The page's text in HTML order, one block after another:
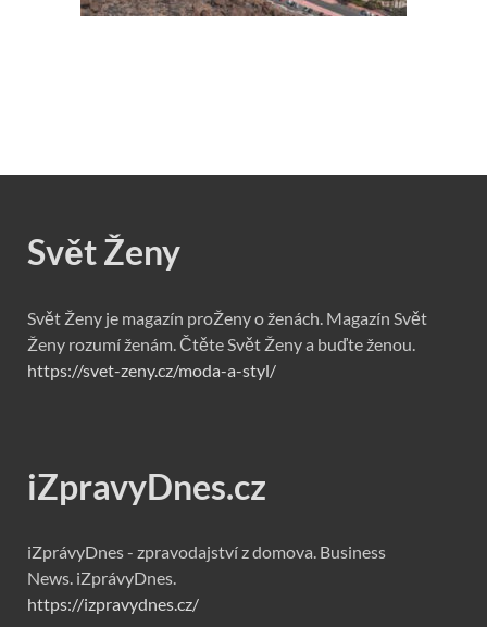
Svět Ženy
Svět Ženy je magazín proŽeny o ženách. Magazín Svět
Ženy rozumí ženám. Čtěte Svět Ženy a buďte ženou.
https://svet-zeny.cz/moda-a-styl/
iZpravyDnes.cz
iZprávyDnes - zpravodajství z domova. Business
News. iZprávyDnes.
https://izpravydnes.cz/